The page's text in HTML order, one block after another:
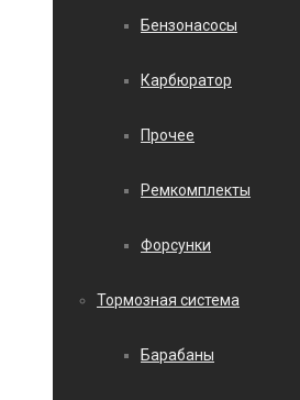
Бензонасосы
Карбюратор
Прочее
Ремкомплекты
Форсунки
Тормозная система
Барабаны